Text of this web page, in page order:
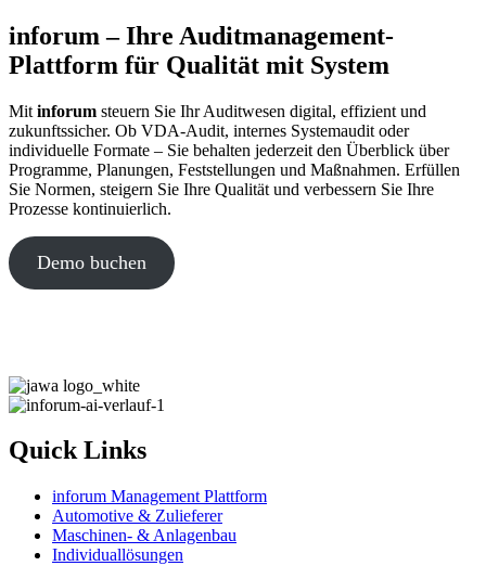
inforum – Ihre Auditmanagement-
Plattform für Qualität mit System
Mit inforum steuern Sie Ihr Auditwesen digital, effizient und
zukunftssicher. Ob VDA-Audit, internes Systemaudit oder
individuelle Formate – Sie behalten jederzeit den Überblick über
Programme, Planungen, Feststellungen und Maßnahmen. Erfüllen
Sie Normen, steigern Sie Ihre Qualität und verbessern Sie Ihre
Prozesse kontinuierlich.
Demo buchen
Quick Links
inforum Management Plattform
Automotive & Zulieferer
Maschinen- & Anlagenbau
Individuallösungen